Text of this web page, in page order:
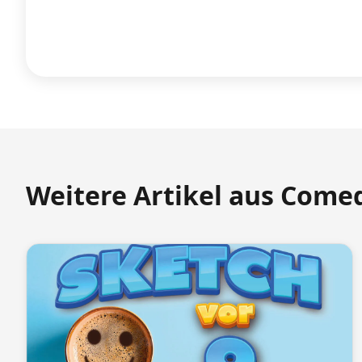
Weitere Artikel aus